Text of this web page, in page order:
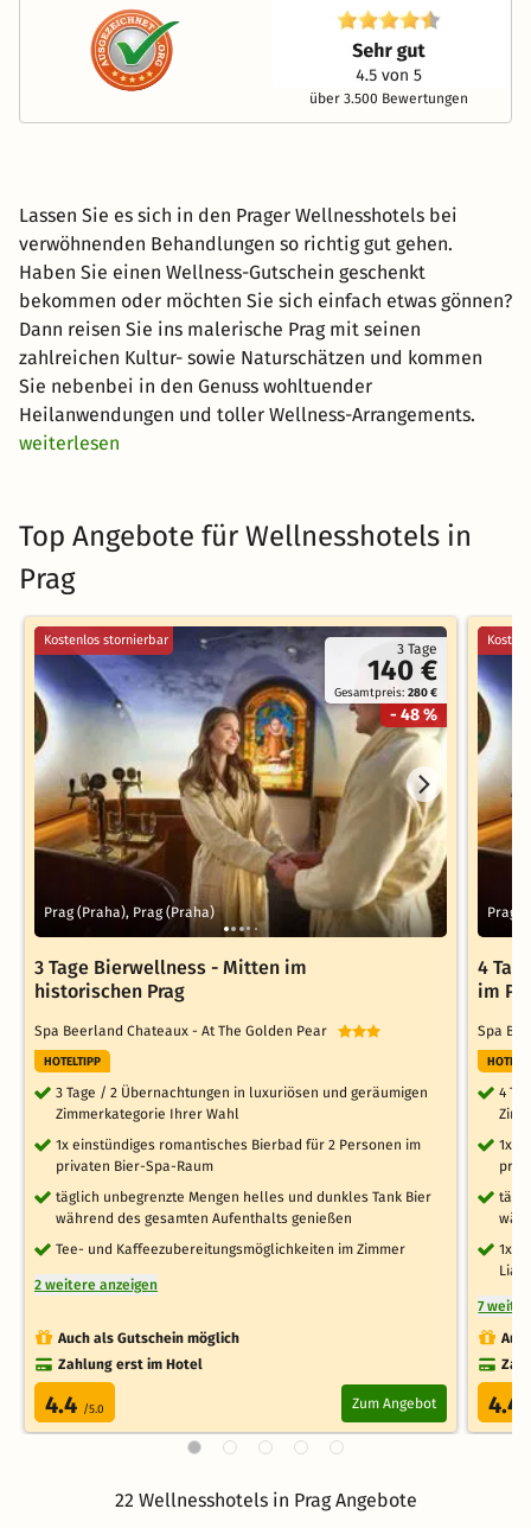
über 3.500 Bewertungen
Lassen Sie es sich in den Prager Wellnesshotels bei
verwöhnenden Behandlungen so richtig gut gehen.
Haben Sie einen Wellness-Gutschein geschenkt
bekommen oder möchten Sie sich einfach etwas gönnen?
Dann reisen Sie ins malerische Prag mit seinen
zahlreichen Kultur- sowie Naturschätzen und kommen
Sie nebenbei in den Genuss wohltuender
Heilanwendungen und toller Wellness-Arrangements.
weiterlesen
Top Angebote für Wellnesshotels in
Prag
3 Tage
140 €
Gesamtpreis:280 €
- 48 %
Kostenlos stornierbar
Prag (Praha), Prag (Praha)
3 Tage Bierwellness - Mitten im
historischen Prag
Spa Beerland Chateaux - At The Golden Pear
HOTELTIPP
3 Tage / 2 Übernachtungen in luxuriösen und geräumigen
Zimmerkategorie Ihrer Wahl
1x einstündiges romantisches Bierbad für 2 Personen im
privaten Bier-Spa-Raum
täglich unbegrenzte Mengen helles und dunkles Tank Bier
während des gesamten Aufenthalts genießen
Tee- und Kaffeezubereitungsmöglichkeiten im Zimmer
2 weitere anzeigen
Auch als Gutschein möglich
Zahlung erst im Hotel
4.4 /5.0 Zum Angebot
Prag
4
im
Spa
4
1x
1x
7
4.4
22 Wellnesshotels in Prag Angebote